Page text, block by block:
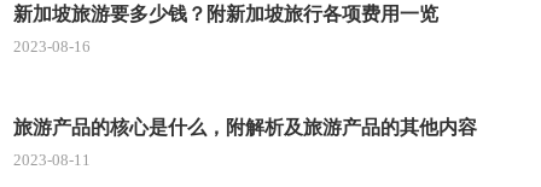
新加坡旅游要多少钱？附新加坡旅行各项费用一览
2023-08-16
旅游产品的核心是什么，附解析及旅游产品的其他内容
2023-08-11